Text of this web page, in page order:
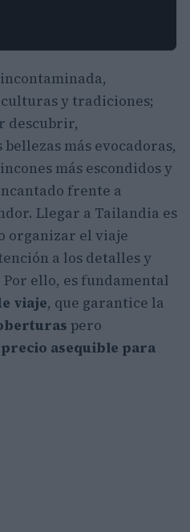
y tradiciones;
descubrir,
más evocadoras,
más escondidos y
frente a
Llegar a Tailandia es
organizar el viaje
a los detalles y
ello, es fundamental
viaje, que garantice la
pero
precio asequible para